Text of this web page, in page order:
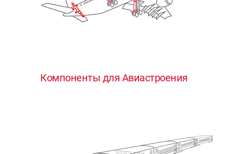
Компоненты для Авиастроения